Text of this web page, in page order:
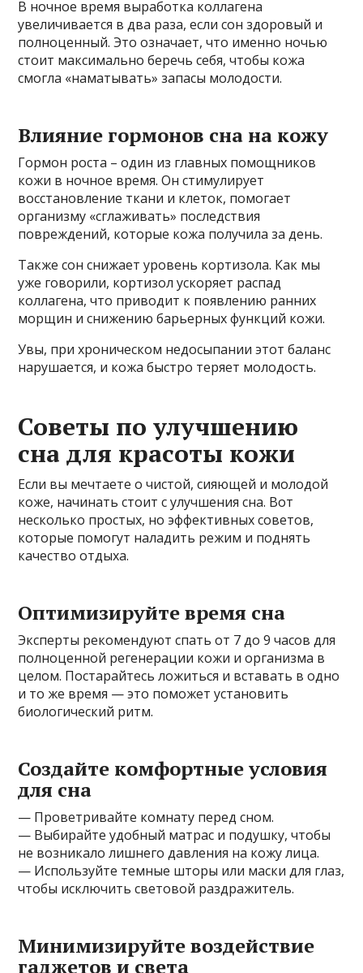
В ночное время выработка коллагена
увеличивается в два раза, если сон здоровый и
полноценный. Это означает, что именно ночью
стоит максимально беречь себя, чтобы кожа
смогла «наматывать» запасы молодости.
Влияние гормонов сна на кожу
Гормон роста – один из главных помощников
кожи в ночное время. Он стимулирует
восстановление ткани и клеток, помогает
организму «сглаживать» последствия
повреждений, которые кожа получила за день.
Также сон снижает уровень кортизола. Как мы
уже говорили, кортизол ускоряет распад
коллагена, что приводит к появлению ранних
морщин и снижению барьерных функций кожи.
Увы, при хроническом недосыпании этот баланс
нарушается, и кожа быстро теряет молодость.
Советы по улучшению
сна для красоты кожи
Если вы мечтаете о чистой, сияющей и молодой
коже, начинать стоит с улучшения сна. Вот
несколько простых, но эффективных советов,
которые помогут наладить режим и поднять
качество отдыха.
Оптимизируйте время сна
Эксперты рекомендуют спать от 7 до 9 часов для
полноценной регенерации кожи и организма в
целом. Постарайтесь ложиться и вставать в одно
и то же время — это поможет установить
биологический ритм.
Создайте комфортные условия
для сна
— Проветривайте комнату перед сном.
— Выбирайте удобный матрас и подушку, чтобы
не возникало лишнего давления на кожу лица.
— Используйте темные шторы или маски для глаз,
чтобы исключить световой раздражитель.
Минимизируйте воздействие
гаджетов и света